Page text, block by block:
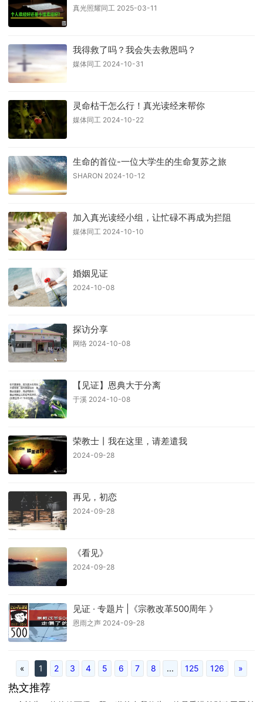
真光照耀同工 2025-03-11
我得救了吗？我会失去救恩吗？
媒体同工 2024-10-31
灵命枯干怎么行！真光读经来帮你
媒体同工 2024-10-22
生命的首位-一位大学生的生命复苏之旅
SHARON 2024-10-12
加入真光读经小组，让忙碌不再成为拦阻
媒体同工 2024-10-10
婚姻见证
2024-10-08
探访分享
网络 2024-10-08
【见证】恩典大于分离
于溪 2024-10-08
荣教士丨我在这里，请差遣我
2024-09-28
再见，初恋
2024-09-28
《看见》
2024-09-28
见证 · 专题片 |《宗教改革500周年 》
恩雨之声 2024-09-28
« 1 2 3 4 5 6 7 8 ... 125 126 »
热文推荐